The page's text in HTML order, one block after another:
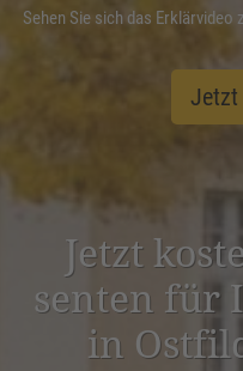
Sehen Sie sich das
Jetzt
Jetzt
senten für
in